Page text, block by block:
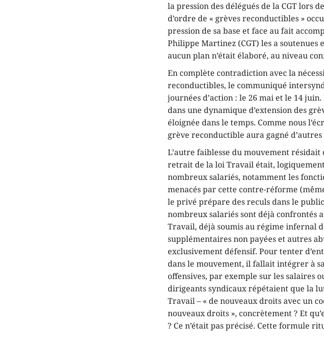
la pression des délégués de la CGT lors
d’ordre de « grèves reconductibles »
pression de sa base et face au fait
Philippe Martinez (CGT) les a
aucun plan n’était élaboré, au niveau
En complète contradiction avec la
reconductibles, le communiqué
journées d’action : le 26 mai et le 14
dans une dynamique d’extension des
éloignée dans le temps. Comme nous
grève reconductible aura gagné
L’autre faiblesse du mouvement
retrait de la loi Travail était,
nombreux salariés, notamment les
menacés par cette contre-réforme
le privé prépare des reculs dans le
nombreux salariés sont déjà confrontés
Travail, déjà soumis au régime infernal
supplémentaires non payées et autres
exclusivement défensif. Pour tenter
dans le mouvement, il fallait intégrer à
offensives, par exemple sur les salaires
dirigeants syndicaux répétaient que la
Travail – « de nouveaux droits avec un
nouveaux droits », concrètement ? Et
? Ce n’était pas précisé. Cette formule